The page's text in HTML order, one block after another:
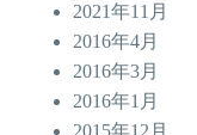
2021年11月
2016年4月
2016年3月
2016年1月